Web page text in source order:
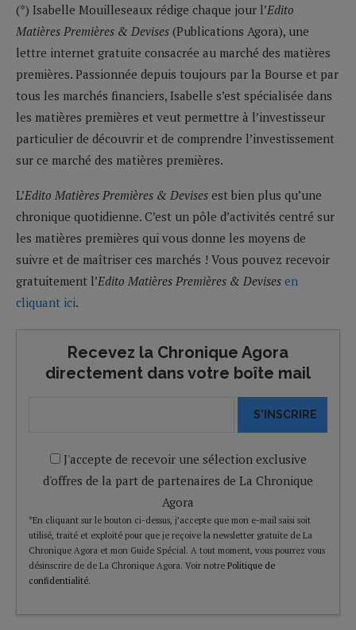
(*) Isabelle Mouilleseaux rédige chaque jour l’Edito
Matières Premières & Devises (Publications Agora), une
lettre internet gratuite consacrée au marché des matières
premières. Passionnée depuis toujours par la Bourse et par
tous les marchés financiers, Isabelle s’est spécialisée dans
les matières premières et veut permettre à l’investisseur
particulier de découvrir et de comprendre l’investissement
sur ce marché des matières premières.
L’Edito Matières Premières & Devises est bien plus qu’une
chronique quotidienne. C’est un pôle d’activités centré sur
les matières premières qui vous donne les moyens de
suivre et de maîtriser ces marchés ! Vous pouvez recevoir
gratuitement l’Edito Matières Premières & Devises en
cliquant ici.
Recevez la Chronique Agora
directement dans votre boîte mail
S'INSCRIRE
J'accepte de recevoir une sélection exclusive
d'offres de la part de partenaires de La Chronique
Agora
*En cliquant sur le bouton ci-dessus, j’accepte que mon e-mail saisi soit
utilisé, traité et exploité pour que je reçoive la newsletter gratuite de La
Chronique Agora et mon Guide Spécial. A tout moment, vous pourrez vous
désinscrire de de La Chronique Agora. Voir notre Politique de
confidentialité.